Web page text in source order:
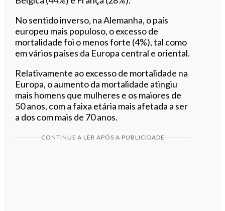
No sentido inverso, na Alemanha, o país
europeu mais populoso, o excesso de
mortalidade foi o menos forte (4%), tal como
em vários países da Europa central e oriental.
Relativamente ao excesso de mortalidade na
Europa, o aumento da mortalidade atingiu
mais homens que mulheres e os maiores de
50 anos, com a faixa etária mais afetada a ser
a dos com mais de 70 anos.
CONTINUE A LER APÓS A PUBLICIDADE